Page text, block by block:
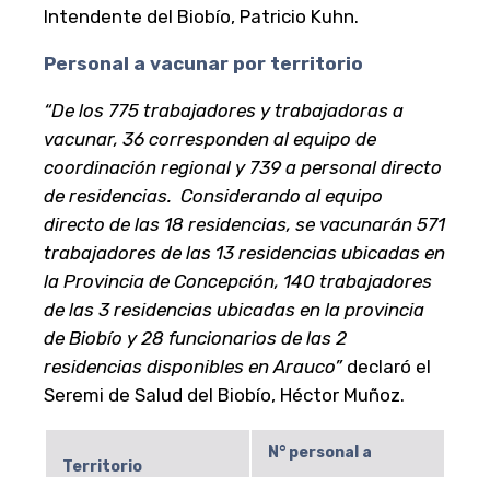
Intendente del Biobío, Patricio Kuhn.
Personal a vacunar por territorio
“De los 775 trabajadores y trabajadoras a
vacunar, 36 corresponden al equipo de
coordinación regional y 739 a personal directo
de residencias. Considerando al equipo
directo de las 18 residencias, se vacunarán 571
trabajadores de las 13 residencias ubicadas en
la Provincia de Concepción, 140 trabajadores
de las 3 residencias ubicadas en la provincia
de Biobío y 28 funcionarios de las 2
residencias disponibles en Arauco”declaró el
Seremi de Salud del Biobío, Héctor Muñoz.
Territorio
N° personal a